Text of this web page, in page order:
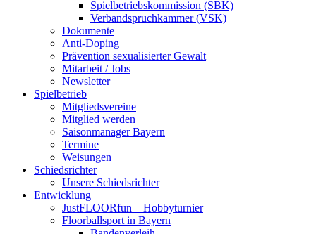
Spielbetriebskommission (SBK)
Verbandspruchkammer (VSK)
Dokumente
Anti-Doping
Prävention sexualisierter Gewalt
Mitarbeit / Jobs
Newsletter
Spielbetrieb
Mitgliedsvereine
Mitglied werden
Saisonmanager Bayern
Termine
Weisungen
Schiedsrichter
Unsere Schiedsrichter
Entwicklung
JustFLOORfun – Hobbyturnier
Floorballsport in Bayern